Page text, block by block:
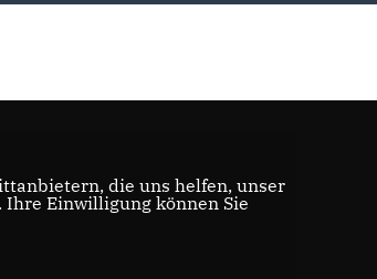
die uns helfen, unser
Einwilligung können Sie